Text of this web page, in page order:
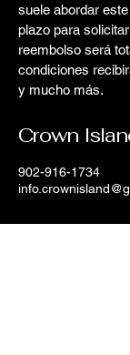
suele abordar
plazo para
reembolso será
condiciones
y mucho más.
Crown
902-916-1734